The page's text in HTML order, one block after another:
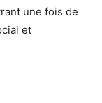
une fois de
et